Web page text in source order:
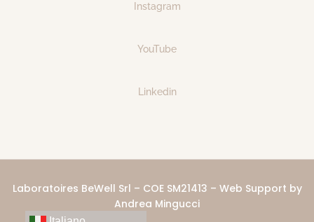
Instagram
YouTube
Linkedin
Laboratoires BeWell Srl – COE SM21413 – Web Support by
Andrea Mingucci